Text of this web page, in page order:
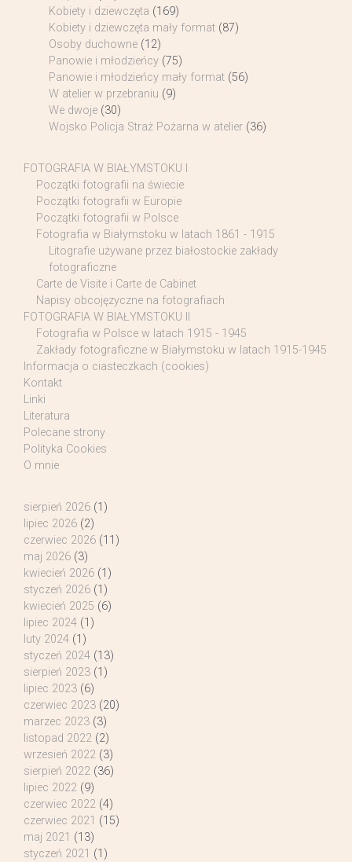
Kobiety i dziewczęta (169)
Kobiety i dziewczęta mały format (87)
Osoby duchowne (12)
Panowie i młodzieńcy (75)
Panowie i młodzieńcy mały format (56)
W atelier w przebraniu (9)
We dwoje (30)
Wojsko Policja Straż Pożarna w atelier (36)
FOTOGRAFIA W BIAŁYMSTOKU I
Początki fotografii na świecie
Początki fotografii w Europie
Początki fotografii w Polsce
Fotografia w Białymstoku w latach 1861 - 1915
Litografie używane przez białostockie zakłady
fotograficzne
Carte de Visite i Carte de Cabinet
Napisy obcojęzyczne na fotografiach
FOTOGRAFIA W BIAŁYMSTOKU II
Fotografia w Polsce w latach 1915 - 1945
Zakłady fotograficzne w Białymstoku w latach 1915-1945
Informacja o ciasteczkach (cookies)
Kontakt
Linki
Literatura
Polecane strony
Polityka Cookies
O mnie
sierpień 2026 (1)
lipiec 2026 (2)
czerwiec 2026 (11)
maj 2026 (3)
kwiecień 2026 (1)
styczeń 2026 (1)
kwiecień 2025 (6)
lipiec 2024 (1)
luty 2024 (1)
styczeń 2024 (13)
sierpień 2023 (1)
lipiec 2023 (6)
czerwiec 2023 (20)
marzec 2023 (3)
listopad 2022 (2)
wrzesień 2022 (3)
sierpień 2022 (36)
lipiec 2022 (9)
czerwiec 2022 (4)
czerwiec 2021 (15)
maj 2021 (13)
styczeń 2021 (1)